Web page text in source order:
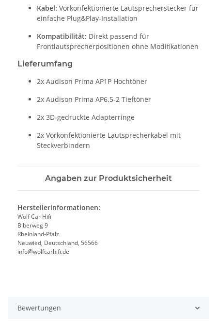
Kabel: Vorkonfektionierte Lautsprecherstecker für
einfache Plug&Play-Installation
Kompatibilität: Direkt passend für
Frontlautsprecherpositionen ohne Modifikationen
Lieferumfang
2x Audison Prima AP1P Hochtöner
2x Audison Prima AP6.5-2 Tieftöner
2x 3D-gedruckte Adapterringe
2x Vorkonfektionierte Lautsprecherkabel mit
Steckverbindern
Angaben zur Produktsicherheit
Herstellerinformationen:
Wolf Car Hifi
Biberweg 9
Rheinland-Pfalz
Neuwied, Deutschland, 56566
info@wolfcarhifi.de
Bewertungen